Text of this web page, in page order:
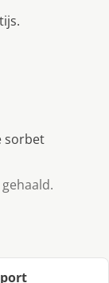
sorbet